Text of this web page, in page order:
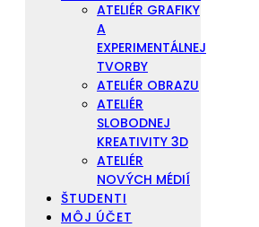
ATELIÉR GRAFIKY
A
EXPERIMENTÁLNEJ
TVORBY
ATELIÉR OBRAZU
ATELIÉR
SLOBODNEJ
KREATIVITY 3D
ATELIÉR
NOVÝCH MÉDIÍ
ŠTUDENTI
MÔJ ÚČET